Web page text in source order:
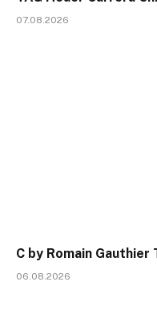
07.08.2026
C by Romain
06.08.2026